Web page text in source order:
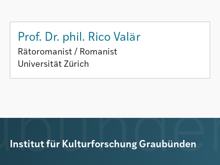
Prof. Dr. phil. Rico Valär
Rätoromanist / Romanist
Universität Zürich
Institut für Kulturforschung Graubünden